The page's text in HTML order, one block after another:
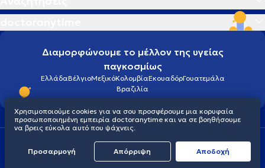
Διαμορφώνουμε το μέλλον της υγείας
παγκοσμίως
ΕλλάδαΒέλγιοΜεξικόΚολομβίαΕκουαδόρΓουατεμάλα
Βραζιλία
Πολιτική προστασίας προσωπικού απορρήτου
© 2026 doctoranytime
Χρησιμοποιούμε cookies για να σου προσφέρουμε μια κορυφαία
προσωποποιημένη εμπειρία doctoranytime και να σε βοηθήσουμε
να βρεις εύκολα αυτό που ψάχνεις.
Προσαρμογή Απόρριψη Aποδοχή